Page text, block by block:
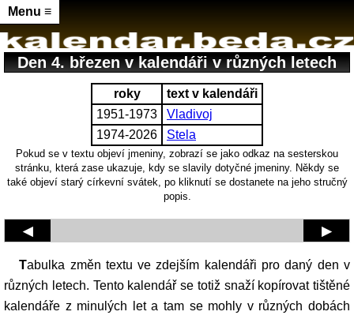
Menu ≡
Den 4. březen v kalendáři v různých letech
roky
text v kalendáři
1951-1973
Vladivoj
1974-2026
Stela
Pokud se v textu objeví jmeniny, zobrazí se jako odkaz na sesterskou
stránku, která zase ukazuje, kdy se slavily dotyčné jmeniny. Někdy se
také objeví starý církevní svátek, po kliknutí se dostanete na jeho stručný
popis.
◀ ▶
Tabulka změn textu ve zdejším kalendáři pro daný den v
různých letech. Tento kalendář se totiž snaží kopírovat tištěné
kalendáře z minulých let a tam se mohly v různých dobách